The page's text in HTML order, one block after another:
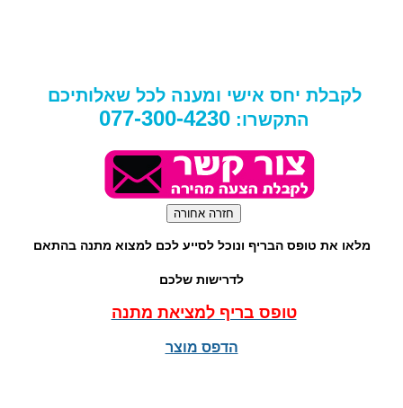
לקבלת יחס אישי ומענה לכל שאלותיכם
התקשרו: 077-300-4230
מלאו את טופס הבריף ונוכל לסייע לכם למצוא מתנה בהתאם
לדרישות שלכם
טופס בריף למציאת מתנה
הדפס מוצר